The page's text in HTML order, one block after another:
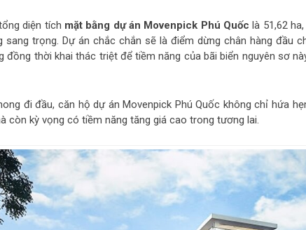
diện tích mặt bằng dự án Movenpick Phú Quốc là 51,62
trọng. Dự án chắc chắn sẽ là điểm dừng chân hàng đầu
đồng thời khai thác triệt để tiềm năng của bãi biển nguyên sơ
đi đầu, căn hộ dự án Movenpick Phú Quốc không chỉ hứa
còn kỳ vọng có tiềm năng tăng giá cao trong tương lai.